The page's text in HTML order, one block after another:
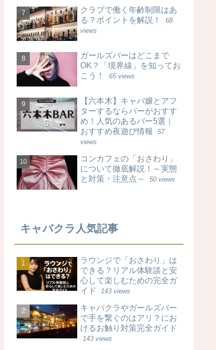
クラブで働く年齢制限はあ
る？ポイントを解説！
68
views
ガールズバーはどこまで
OK？「境界線」を知ってお
こう！
65 views
【六本木】キャバ嬢とアフ
ターするならバーがおすす
め！人気のあるバー5選｜
おすすめ夜遊び情報
57
views
コンカフェの「おさわり」
について徹底解説！～実態
と対策・注意点～
50 views
キャバクラ人気記事
ラウンジで「おさわり」は
できる？リアル体験談と安
心して楽しむための完全ガ
イド
143 views
キャバクラやガールズバー
で手を繋ぐのはアリ？にお
けるお触り対策完全ガイド
143 views